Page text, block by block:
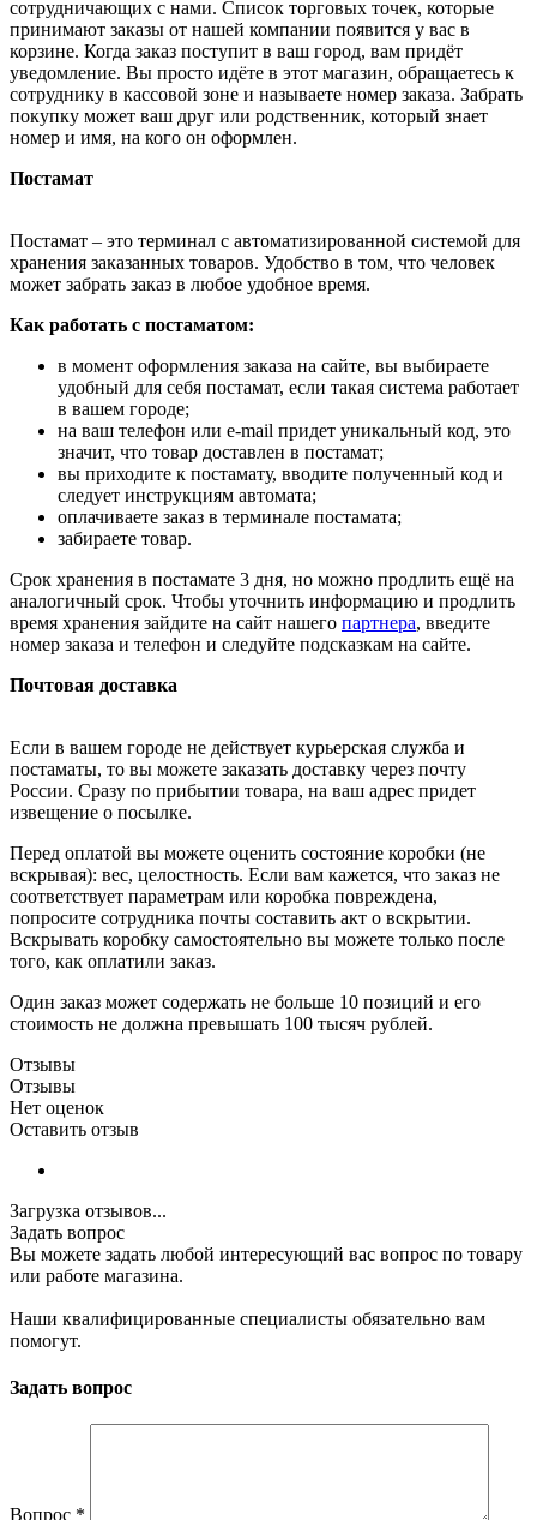
сотрудничающих с нами. Список торговых точек, которые
принимают заказы от нашей компании появится у вас в
корзине. Когда заказ поступит в ваш город, вам придёт
уведомление. Вы просто идёте в этот магазин, обращаетесь к
сотруднику в кассовой зоне и называете номер заказа. Забрать
покупку может ваш друг или родственник, который знает
номер и имя, на кого он оформлен.
Постамат
Постамат – это терминал с автоматизированной системой для
хранения заказанных товаров. Удобство в том, что человек
может забрать заказ в любое удобное время.
Как работать с постаматом:
в момент оформления заказа на сайте, вы выбираете
удобный для себя постамат, если такая система работает
в вашем городе;
на ваш телефон или e-mail придет уникальный код, это
значит, что товар доставлен в постамат;
вы приходите к постамату, вводите полученный код и
следует инструкциям автомата;
оплачиваете заказ в терминале постамата;
забираете товар.
Срок хранения в постамате 3 дня, но можно продлить ещё на
аналогичный срок. Чтобы уточнить информацию и продлить
время хранения зайдите на сайт нашего партнера, введите
номер заказа и телефон и следуйте подсказкам на сайте.
Почтовая доставка
Если в вашем городе не действует курьерская служба и
постаматы, то вы можете заказать доставку через почту
России. Сразу по прибытии товара, на ваш адрес придет
извещение о посылке.
Перед оплатой вы можете оценить состояние коробки (не
вскрывая): вес, целостность. Если вам кажется, что заказ не
соответствует параметрам или коробка повреждена,
попросите сотрудника почты составить акт о вскрытии.
Вскрывать коробку самостоятельно вы можете только после
того, как оплатили заказ.
Один заказ может содержать не больше 10 позиций и его
стоимость не должна превышать 100 тысяч рублей.
Отзывы
Отзывы
Нет оценок
Оставить отзыв
Загрузка отзывов...
Задать вопрос
Вы можете задать любой интересующий вас вопрос по товару
или работе магазина.
Наши квалифицированные специалисты обязательно вам
помогут.
Задать вопрос
Вопрос *